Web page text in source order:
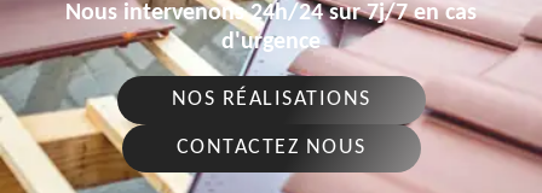
Nous intervenons 24h/24 sur 7j/7 en cas
d'urgence
NOS RÉALISATIONS
CONTACTEZ NOUS